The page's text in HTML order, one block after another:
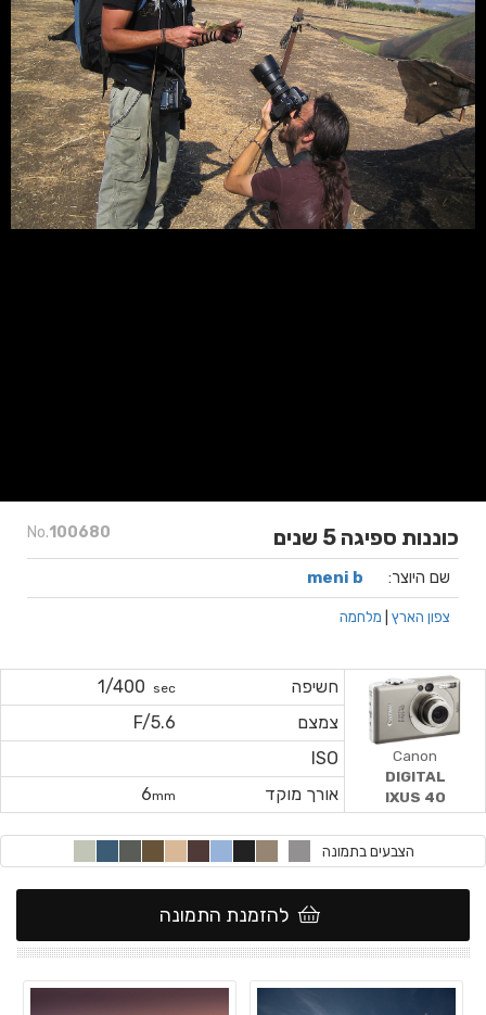
No.100680 כוננות ספיגה 5 שנים
שם היוצר: meni b
צפון הארץ מלחמה
חשיפה sec
1/400
צמצם
F/5.6
ISO
אורך מוקד
6mm
Canon
DIGITAL
IXUS 40
הצבעים בתמונה
להזמנת התמונה